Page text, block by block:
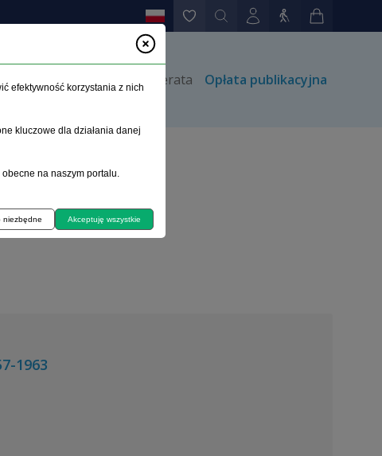
Kontakt Prenumerata Opłata publikacyjna
1963
efektywność korzystania z nich
kluczowe dla działania danej
na naszym portalu.
niezbędne Akceptuję wszystkie